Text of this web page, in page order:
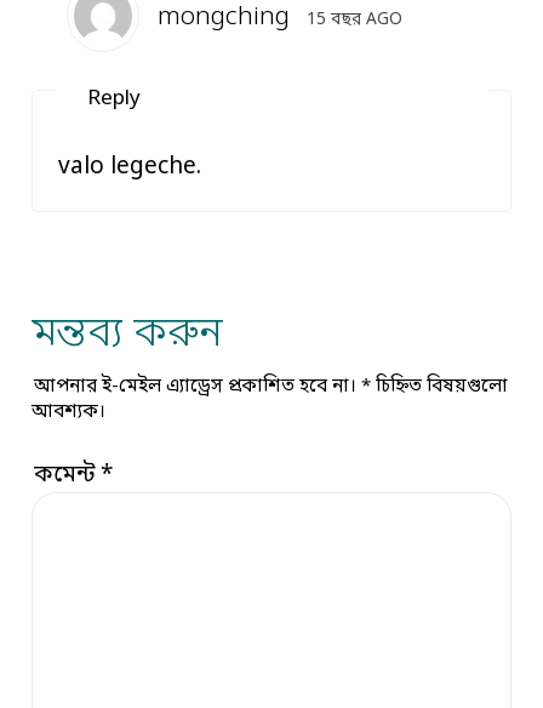
mongching 15 বছর AGO
Reply
valo legeche.
মন্তব্য করুন
আপনার ই-মেইল এ্যাড্রেস প্রকাশিত হবে না। *চিহ্নিত বিষয়গুলো
আবশ্যক।
কমেন্ট*